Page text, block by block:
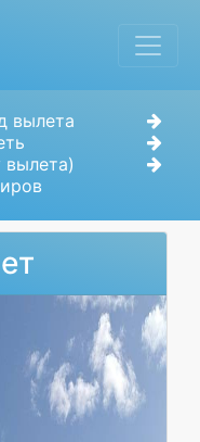
вылета
вылета)